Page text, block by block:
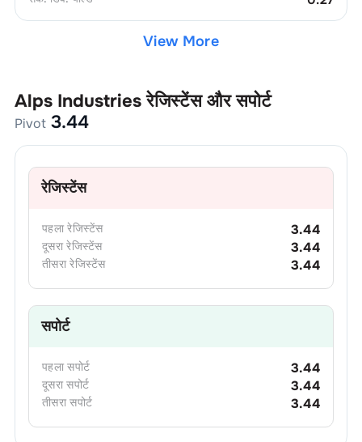
View More
Alps Industries रेजिस्टेंस और सपोर्ट
Pivot 3.44
रेजिस्टेंस
पहला रेजिस्टेंस 3.44
दूसरा रेजिस्टेंस 3.44
तीसरा रेजिस्टेंस 3.44
सपोर्ट
पहला सपोर्ट 3.44
दूसरा सपोर्ट 3.44
तीसरा सपोर्ट 3.44